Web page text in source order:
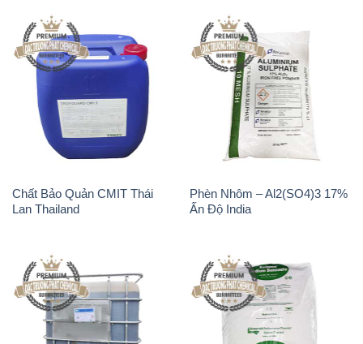
Chất Bảo Quản CMIT Thái
Lan Thailand
Phèn Nhôm – Al2(SO4)3 17%
Ấn Độ India